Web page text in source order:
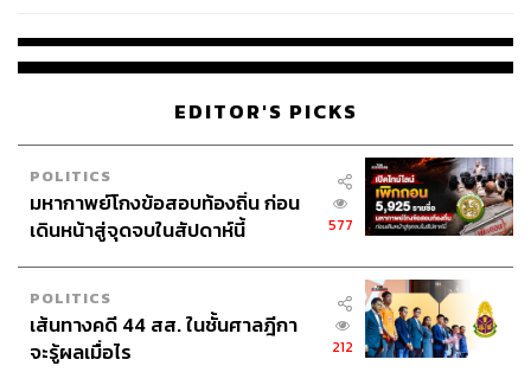
ต้นเหตุมาจากรักร่วมเพศ แม้ทั้งคู่จะยุติความสัมพันธ์ในปี
1976 แต่ทั้งคู่ยังเป็นหุ้นส่วนธุรกิจและเพื่อนสนิทกันไปตลอด
หัวธุรกิจและเข้าใจงานสร้างสรรค์ และ Pierre ยังเป็นบุคคล
สำคัญในการผลักดันให้ Yves เปิดแบรนด์ของตัวเอง
ในปี 2008 ก่อนที่ Yves จะเสียชีวิตลงด้วยโรคมะเร็งสมอง มี
ข่าวว่าทั้งคู่ได้จดทะเบียนกึ่งสมรส หรือ Same-Sex Civil
เดียวกัน โดยคู่สมรสได้สิทธิเท่าเทียมตามกฎหมายสมรส เพื่อ
ให้ Pierre มาดูแลทรัพย์สินที่เหลือหลังจากเขาเสียชีวิตแล้ว
นั่นเอง
EDITOR'S PICKS
POLITICS
มหากาพย์โกงข้อสอบท้องถิ่น ก่อน
เดินหน้าสู่จุดจบในสัปดาห์นี้
577
POLITICS
เส้นทางคดี 44 สส. ในชั้นศาลฎีกา
จะรู้ผลเมื่อไร
212